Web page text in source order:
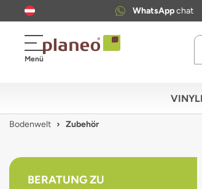
WhatsAppchat
Menü
Bodenwelt Zubehör
BERATUNG ZU